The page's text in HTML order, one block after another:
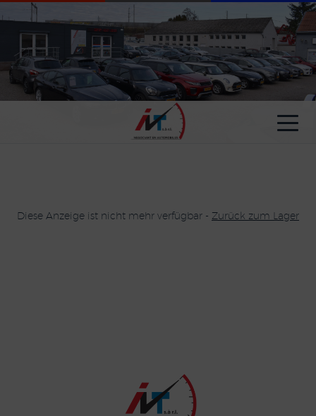
Diese Anzeige ist nicht mehr verfügbar - Zurück zum Lager
Cookie-Einstellungen